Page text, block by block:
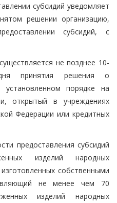
субсидий уведомляет
решении организацию,
субсидий, с
не позднее 10-
принятия решения о
установленном порядке на
открытый в учреждениях
Федерации или кредитных
предоставления субсидий
изделий народных
собственными
не менее чем 70
изделий народных